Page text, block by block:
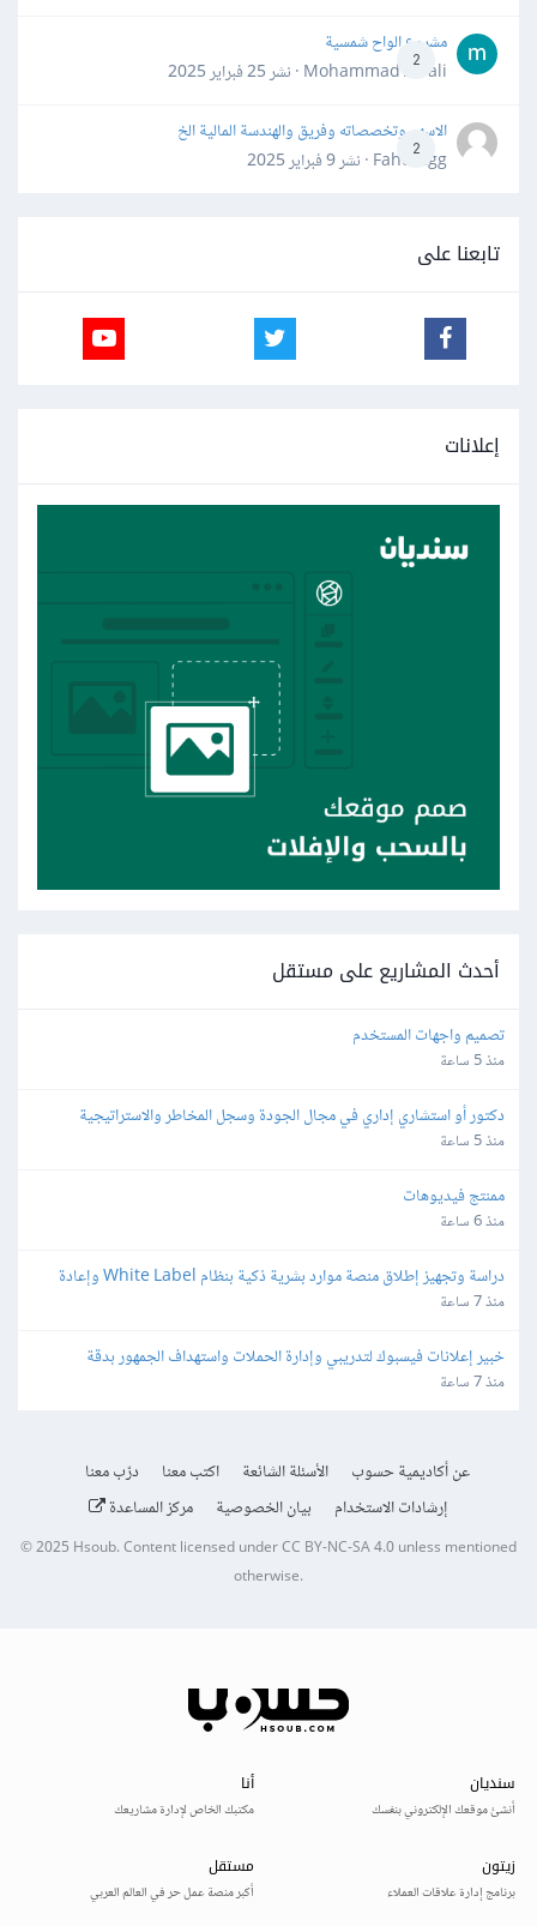
2
مشروع الواح شمسية
Mohammad Awali · نشر
25 فبراير 2025
2
الاسهم وتخصصاته وفريق والهندسة المالية الخ
Fahd Ggg · نشر
9 فبراير 2025
تابعنا على
إعلانات
أحدث المشاريع على مستقل
تصميم واجهات المستخدم
منذ 5 ساعة
والمجالات القانونية
منذ 5 ساعة
ممنتج فيديوهات
منذ 6 ساعة
البيع
منذ 7 ساعة
خبير إعلانات فيسبوك لتدريبي وإدارة الحملات واستهداف الجمهور بدقة
منذ 7 ساعة
عن أكاديمية حسوب الأسئلة الشائعة اكتب معنا
درّب معنا
إرشادات الاستخدام
بيان الخصوصية مركز المساعدة
© 2025 Hsoub.Content licensed underCC BY-NC-SA 4.0unless mentioned
otherwise.